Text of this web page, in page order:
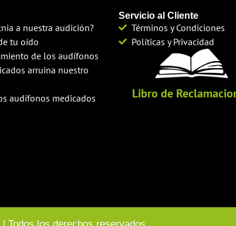
a nuestra audición?
tu oído
de los audífonos
arruina nuestro
audífonos medicados
Servicio al Cliente
Términos y Condiciones
Políticas y Privacidad
Libro de
Todos los derechos reservados